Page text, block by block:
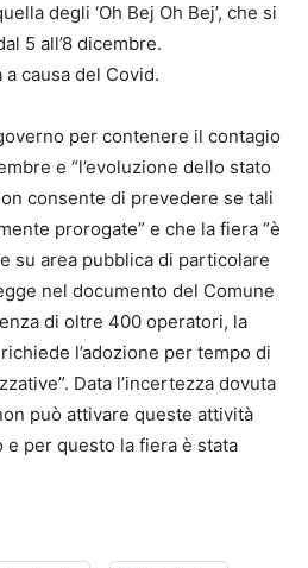
degli ‘Oh Bej Oh Bej’, che si
5 all’8 dicembre.
causa del Covid.
per contenere il contagio
e “l’evoluzione dello stato
consente di prevedere se tali
prorogate” e che la fiera “è
su area pubblica di particolare
nel documento del Comune
di oltre 400 operatori, la
l’adozione per tempo di
Data l’incertezza dovuta
può attivare queste attività
per questo la fiera è stata